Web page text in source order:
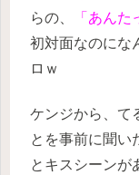
らの、
「あんた
初対面なのにな
ロｗ
ケンジから、て
とを事前に聞い
とキスシーンが